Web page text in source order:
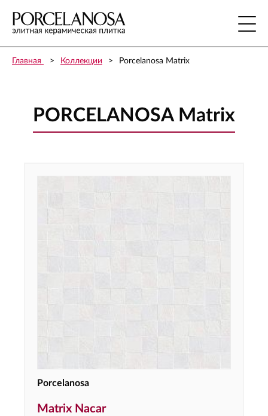
Главная Коллекции Porcelanosa Matrix
PORCELANOSA Matrix
Porcelanosa
Matrix Nacar